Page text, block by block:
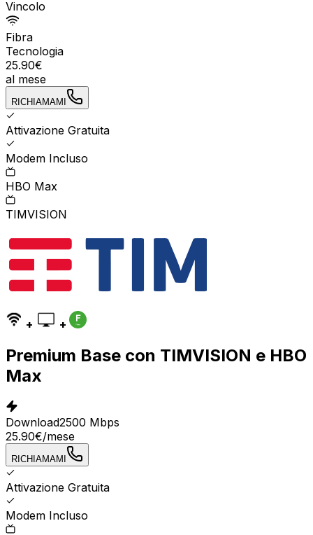
Vincolo
Fibra
Tecnologia
25.90€
al mese
RICHIAMAMI
Attivazione Gratuita
Modem Incluso
HBO Max
TIMVISION
+ +
Premium Base con TIMVISION e HBO
Max
Download2500 Mbps
25.90€/mese
RICHIAMAMI
Attivazione Gratuita
Modem Incluso